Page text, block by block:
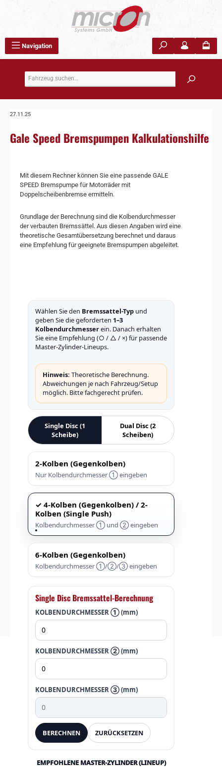
Navigation
27.11.25
Gale Speed Bremspumpen Kalkulationshilfe
Mit diesem Rechner können Sie eine passende GALE
SPEED Bremspumpe für Motorräder mit
Doppelscheibenbremse ermitteln.
Grundlage der Berechnung sind die Kolbendurchmesser
der verbauten Bremssättel. Aus diesen Angaben wird eine
theoretische Gesamtübersetzung berechnet und daraus
eine Empfehlung für geeignete Bremspumpen abgeleitet.
Wählen Sie den Bremssattel-Typ und
geben Sie die geforderten 1–3
Kolbendurchmesserein. Danach erhalten
Sie eine Empfehlung (○ / △ / ×) für passende
Master-Zylinder-Lineups.
Hinweis: Theoretische Berechnung.
Abweichungen je nach Fahrzeug/Setup
möglich. Bitte fachgerecht prüfen.
Single Disc (1
Scheibe)
Dual Disc (2
Scheiben)
2-Kolben (Gegenkolben)
Nur Kolbendurchmesser ① eingeben
4-Kolben (Gegenkolben) / 2-
Kolben (Single Push)
Kolbendurchmesser ① und ② eingeben
6-Kolben (Gegenkolben)
Kolbendurchmesser ①/②/③ eingeben
Single Disc Bremssattel-Berechnung
KOLBENDURCHMESSER ① (mm)
KOLBENDURCHMESSER ② (mm)
KOLBENDURCHMESSER ③ (mm)
BERECHNEN ZURÜCKSETZEN
EMPFOHLENE MASTER-ZYLINDER (LINEUP)